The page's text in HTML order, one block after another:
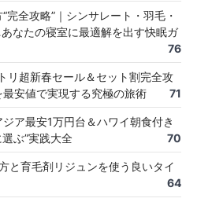
完全攻略”｜シンサレート・羽毛・
なたの寝室に最適解を出す快眠ガ
76
リ超新春セール＆セット割完全攻
安値で実現する究極の旅術
71
ジア最安1万円台＆ハワイ朝食付き
ぶ”実践大全
70
と育毛剤リジュンを使う良いタイ
64